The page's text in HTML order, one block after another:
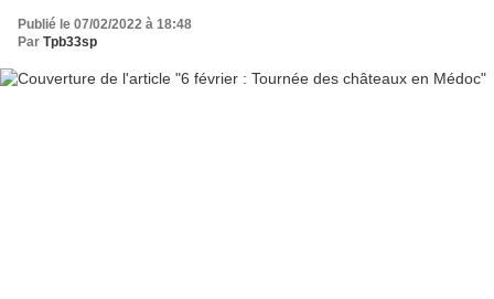
Publié le 07/02/2022 à 18:48
Par Tpb33sp